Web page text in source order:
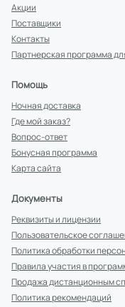
Акции
Поставщики
Контакты
Партнерская программа
Помощь
Ночная доставка
Где мой заказ?
Вопрос-ответ
Бонусная программа
Карта сайта
Документы
Реквизиты и лицензии
Пользовательское
Политика обработки
Правила участия в
Продажа дистанционным
Политика рекомендаций